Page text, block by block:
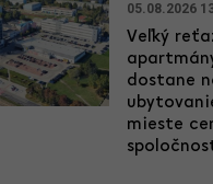
05.08.2026
Veľký
dostane
mieste